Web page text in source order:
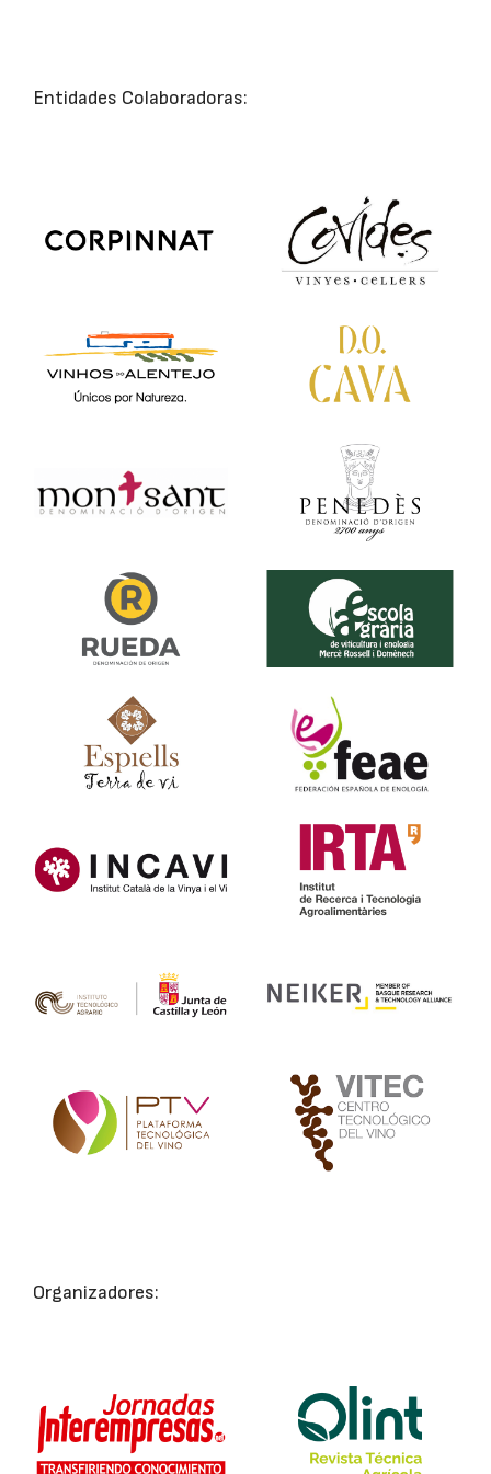
Entidades Colaboradoras:
Organizadores: